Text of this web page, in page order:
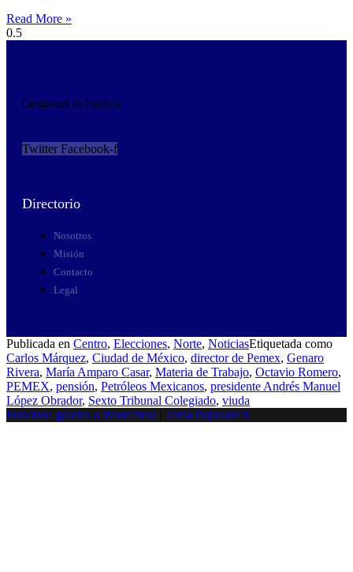
Read More »
Cuestiones de Política
Twitter Facebook-f
Directorio
Nosotros
Misión
Contacto
Legal
Publicada en Centro, Elecciones, Norte, NoticiasEtiquetada como
Carlos Márquez, Ciudad de México, director de Pemex, Genaro
Rivera, María Amparo Casar, Materia de Trabajo, Octavio Romero,
PEMEX, pensión, Petróleos Mexicanos, presidente Andrés Manuel
López Obrador, Sexto Tribunal Colegiado, viuda
Funciona gracias a WordPress
Tema PopularFX